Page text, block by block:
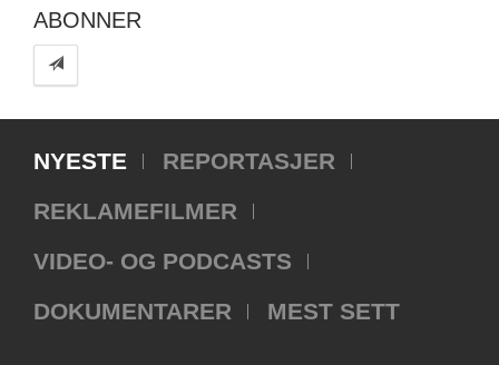
ABONNER
NYESTE
REPORTASJER
REKLAMEFILMER
VIDEO- OG PODCASTS
DOKUMENTARER
MEST SETT